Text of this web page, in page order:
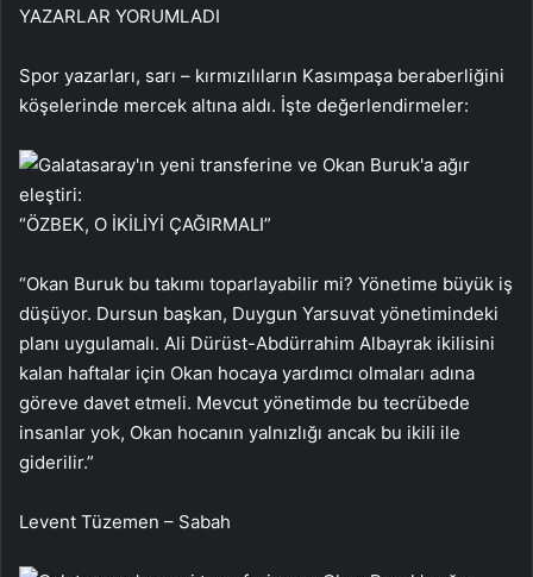
YAZARLAR YORUMLADI
Spor yazarları, sarı – kırmızılıların Kasımpaşa beraberliğini
köşelerinde mercek altına aldı. İşte değerlendirmeler:
“ÖZBEK, O İKİLİYİ ÇAĞIRMALI”
“Okan Buruk bu takımı toparlayabilir mi? Yönetime büyük iş
düşüyor. Dursun başkan, Duygun Yarsuvat yönetimindeki
planı uygulamalı. Ali Dürüst-Abdürrahim Albayrak ikilisini
kalan haftalar için Okan hocaya yardımcı olmaları adına
göreve davet etmeli. Mevcut yönetimde bu tecrübede
insanlar yok, Okan hocanın yalnızlığı ancak bu ikili ile
giderilir.”
Levent Tüzemen – Sabah